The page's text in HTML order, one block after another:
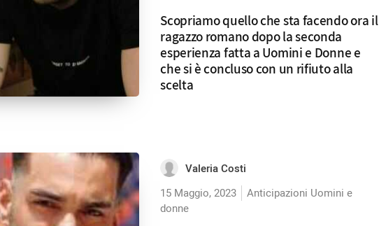
Scopriamo quello che sta facendo ora il
ragazzo romano dopo la seconda
esperienza fatta a Uomini e Donne e
che si è concluso con un rifiuto alla
scelta
Valeria Costi
15 Maggio, 2023
Anticipazioni Uomini e
donne